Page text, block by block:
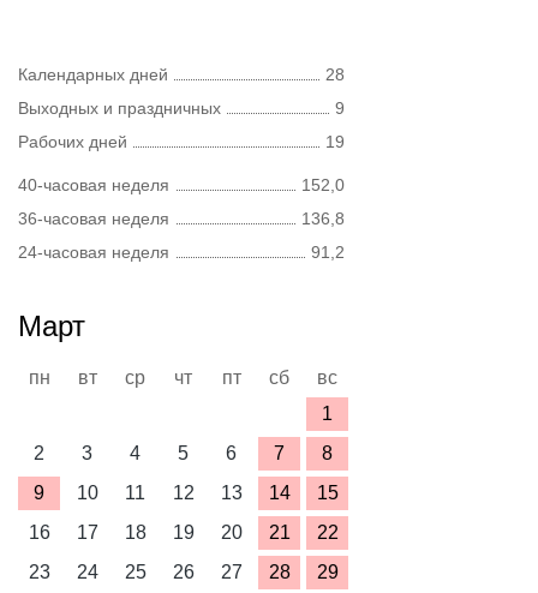
Календарных дней
28
Выходных и праздничных
9
Рабочих дней
19
40-часовая неделя
152,0
36-часовая неделя
136,8
24-часовая неделя
91,2
Март
пн вт ср чт пт сб
вс
1
2
3 4 5 6 7
8
9
10 11 12 13 14
15
16
17 18 19 20 21
22
23
24 25 26 27 28
29